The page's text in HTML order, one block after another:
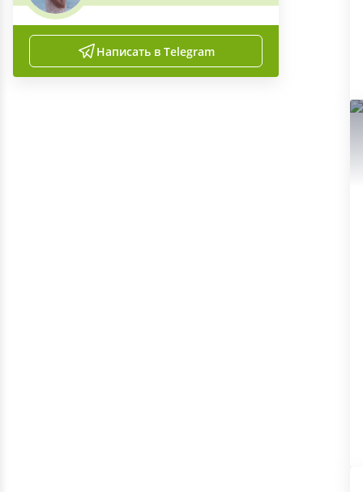
Написать в Telegram